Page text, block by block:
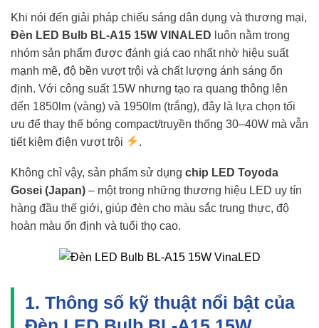
Khi nói đến giải pháp chiếu sáng dân dụng và thương mại,
Đèn LED Bulb BL-A15 15W VINALED luôn nằm trong
nhóm sản phẩm được đánh giá cao nhất nhờ hiệu suất
mạnh mẽ, độ bền vượt trội và chất lượng ánh sáng ổn
định. Với công suất 15W nhưng tạo ra quang thông lên
đến 1850lm (vàng) và 1950lm (trắng), đây là lựa chọn tối
ưu để thay thế bóng compact/truyền thống 30–40W mà vẫn
tiết kiệm điện vượt trội
.
Không chỉ vậy, sản phẩm sử dụng chip LED Toyoda
Gosei (Japan) – một trong những thương hiệu LED uy tín
hàng đầu thế giới, giúp đèn cho màu sắc trung thực, độ
hoàn màu ổn định và tuổi thọ cao.
1. Thông số kỹ thuật nổi bật của